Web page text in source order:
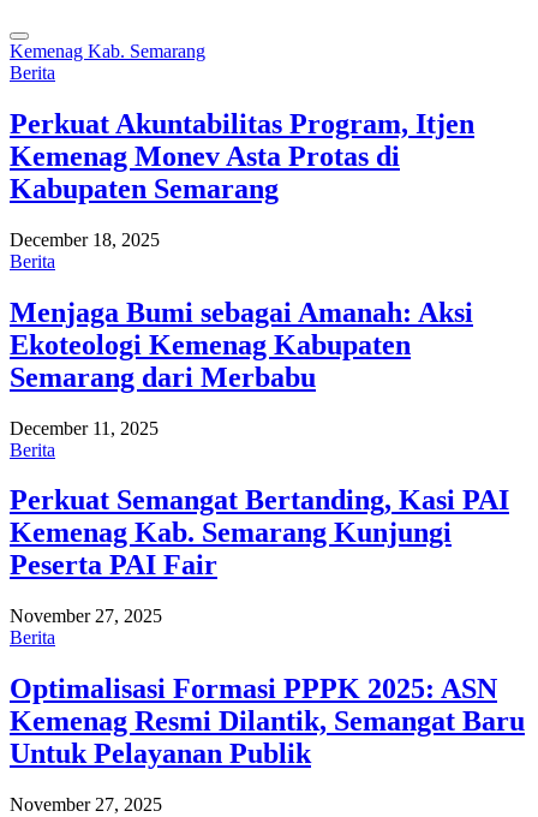
Kemenag Kab. Semarang
Berita
Perkuat Akuntabilitas Program, Itjen
Kemenag Monev Asta Protas di
Kabupaten Semarang
December 18, 2025
Berita
Menjaga Bumi sebagai Amanah: Aksi
Ekoteologi Kemenag Kabupaten
Semarang dari Merbabu
December 11, 2025
Berita
Perkuat Semangat Bertanding, Kasi PAI
Kemenag Kab. Semarang Kunjungi
Peserta PAI Fair
November 27, 2025
Berita
Optimalisasi Formasi PPPK 2025: ASN
Kemenag Resmi Dilantik, Semangat Baru
Untuk Pelayanan Publik
November 27, 2025